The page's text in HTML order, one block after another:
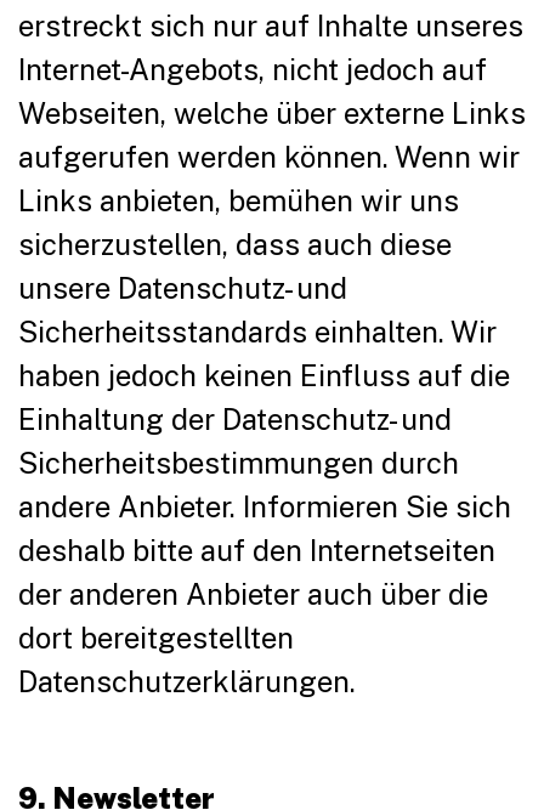
erstreckt sich nur auf Inhalte unseres
Internet-Angebots, nicht jedoch auf
Webseiten, welche über externe Links
aufgerufen werden können. Wenn wir
Links anbieten, bemühen wir uns
sicherzustellen, dass auch diese
unsere Datenschutz- und
Sicherheitsstandards einhalten. Wir
haben jedoch keinen Einfluss auf die
Einhaltung der Datenschutz- und
Sicherheitsbestimmungen durch
andere Anbieter. Informieren Sie sich
deshalb bitte auf den Internetseiten
der anderen Anbieter auch über die
dort bereitgestellten
Datenschutzerklärungen.
9. Newsletter